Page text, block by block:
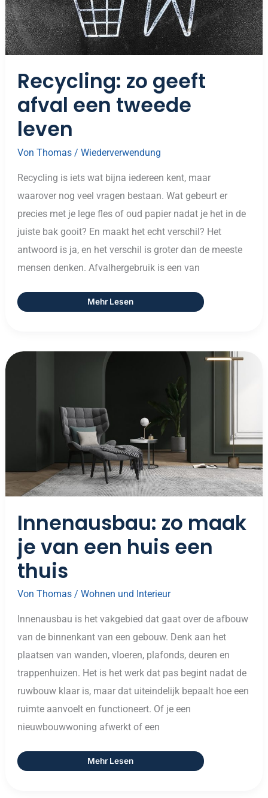
Recycling: zo geeft
afval een tweede
leven
Von Thomas / Wiederverwendung
Recycling is iets wat bijna iedereen kent, maar
waarover nog veel vragen bestaan. Wat gebeurt er
precies met je lege fles of oud papier nadat je het in de
juiste bak gooit? En maakt het echt verschil? Het
antwoord is ja, en het verschil is groter dan de meeste
mensen denken. Afvalhergebruik is een van
Mehr Lesen
Innenausbau: zo maak
je van een huis een
thuis
Von Thomas / Wohnen und Interieur
Innenausbau is het vakgebied dat gaat over de afbouw
van de binnenkant van een gebouw. Denk aan het
plaatsen van wanden, vloeren, plafonds, deuren en
trappenhuizen. Het is het werk dat pas begint nadat de
ruwbouw klaar is, maar dat uiteindelijk bepaalt hoe een
ruimte aanvoelt en functioneert. Of je een
nieuwbouwwoning afwerkt of een
Innenausbau:
Huis
Een
Thuis
Mehr Lesen